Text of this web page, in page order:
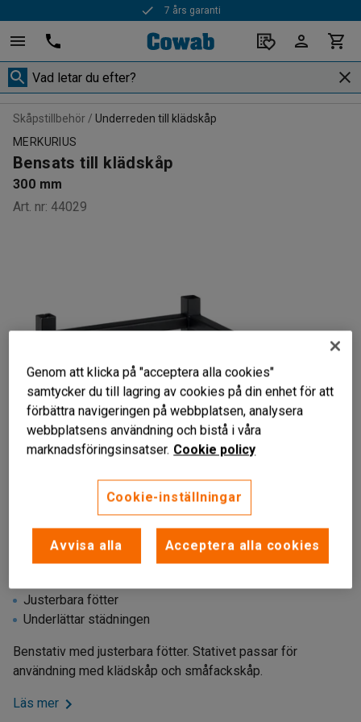
7 års garanti
Skåpstillbehör
Underreden till klädskåp
MERKURIUS
Bensats till klädskåp
300 mm
Art. nr: 44029
Liknande produkter
Justerbara fötter
Underlättar städningen
Benstativ med justerbara fötter. Stativet passar för
användning med klädskåp och småfackskåp.
Läs mer
Genom att klicka på "acceptera alla cookies"
samtycker du till lagring av cookies på din enhet för att
förbättra navigeringen på webbplatsen, analysera
webbplatsens användning och bistå i våra
marknadsföringsinsatser. Cookie policy
Cookie-inställningar
Avvisa alla Acceptera alla cookies